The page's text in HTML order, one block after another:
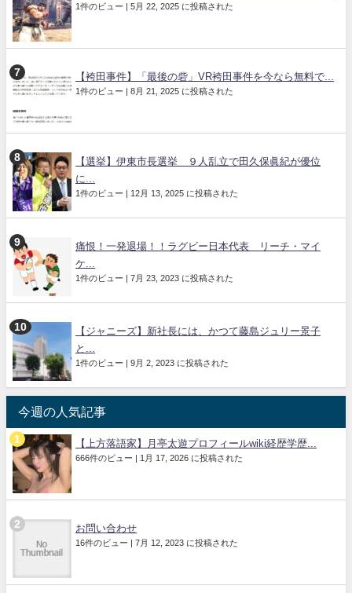
1件のビュー | 5月 22, 2025 に投稿された
【袴田事件】「最後の砦」VR袴田事件を今なら無料で...
1件のビュー | 8月 21, 2025 に投稿された
【選挙】伊東市長選挙 ９人乱立で田久保眞紀が優位
に...
1件のビュー | 12月 13, 2025 に投稿された
痛恨！一発退場！！ラグビー日本代表 リーチ・マイ
ケ...
1件のビュー | 7月 23, 2023 に投稿された
【ジャニーズ】新社長には、かつて藤島ジュリー景子
と...
1件のビュー | 9月 2, 2023 に投稿された
今週の人気記事
【上方落語家】月亭太遊プロフィールwiki経歴学歴...
666件のビュー | 1月 17, 2026 に投稿された
お問い合わせ
16件のビュー | 7月 12, 2023 に投稿された